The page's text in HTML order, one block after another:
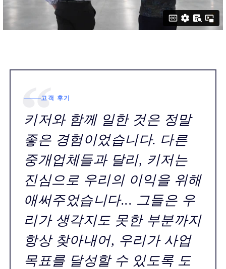
고객 후기
키저와 함께 일한 것은 정말
좋은 경험이었습니다. 다른
중개업체들과 달리, 키저는
진심으로 우리의 이익을 위해
애써주었습니다... 그들은 우
리가 생각지도 못한 부분까지
항상 찾아내어, 우리가 사업
목표를 달성할 수 있도록 도